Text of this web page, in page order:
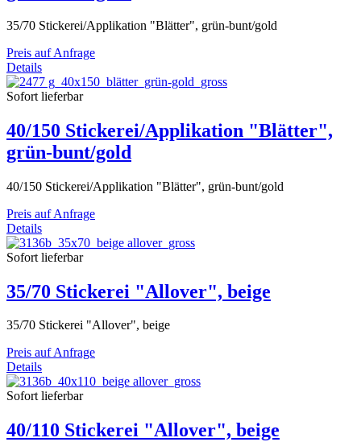
35/70 Stickerei/Applikation "Blätter", grün-bunt/gold
Preis auf Anfrage
Details
Sofort lieferbar
40/150 Stickerei/Applikation "Blätter",
grün-bunt/gold
40/150 Stickerei/Applikation "Blätter", grün-bunt/gold
Preis auf Anfrage
Details
Sofort lieferbar
35/70 Stickerei "Allover", beige
35/70 Stickerei "Allover", beige
Preis auf Anfrage
Details
Sofort lieferbar
40/110 Stickerei "Allover", beige